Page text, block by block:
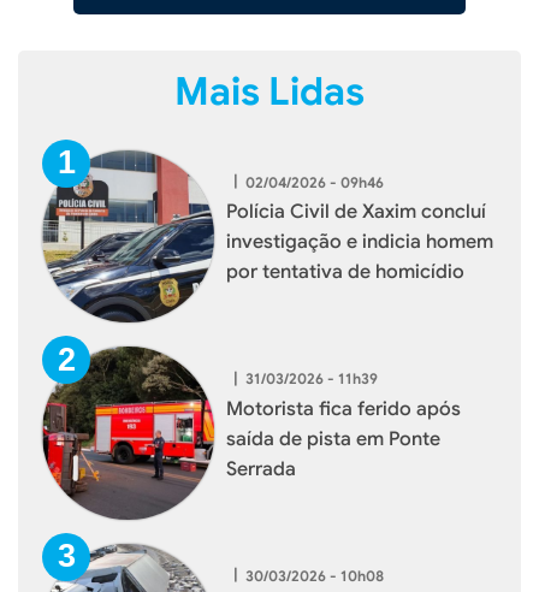
Mais Lidas
02/04/2026 - 09h46
Polícia Civil de Xaxim concluí
investigação e indicia homem
por tentativa de homicídio
| 31/03/2026 - 11h39
Motorista fica ferido após
saída de pista em Ponte
Serrada
| 30/03/2026 - 10h08